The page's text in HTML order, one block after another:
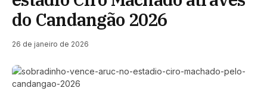
do Candangão 2026
26 de janeiro de 2026